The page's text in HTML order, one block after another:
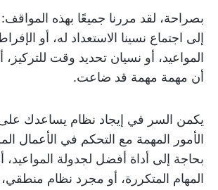
بصراحة، لقد مررنا جميعًا بهذه
إلى اجتماع نسينا الاستعداد له، أو
المواعيد، أو نسيان تحديد وقت للتركيز،
أن مهمة مهمة قد ضاعت.
يكمن السر في إيجاد نظام يساعدك على
الأمور المهمة مع التحكم في الأعمال
بحاجة إلى أداة أفضل لجدولة المواعيد،
المهام المتكررة، أو مجرد نظام